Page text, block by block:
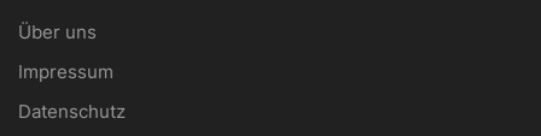
Über uns
Impressum
Datenschutz